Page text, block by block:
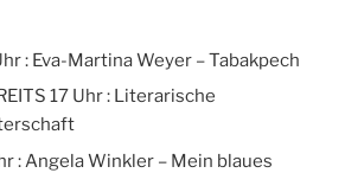
: Eva-Martina Weyer – Tabakpech
17 Uhr : Literarische
: Angela Winkler – Mein blaues